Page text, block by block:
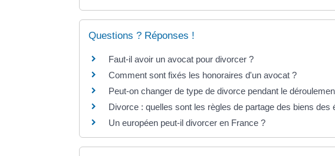
Questions ? Réponses !
Faut-il avoir un avocat pour divorcer ?
Comment sont fixés les honoraires d'un avocat ?
Peut-on changer de type de divorce pendant le
Divorce : quelles sont les règles de partage des biens des
Un européen peut-il divorcer en France ?